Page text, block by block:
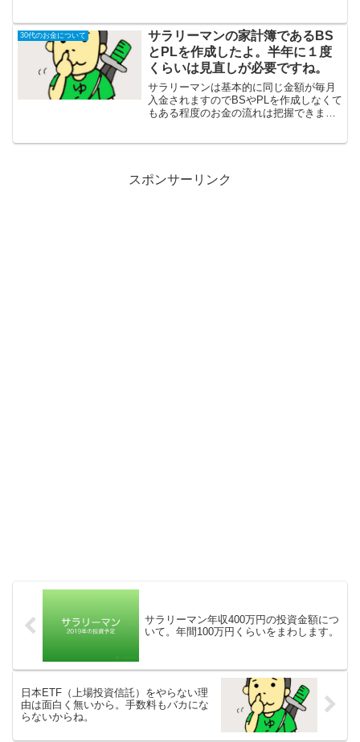
ないのはかわいそう」みたいな感覚にな
るんですよね。車なしの生...
30代のお金について
サラリーマンの家計簿であるBS
とPLを作成したよ。半年に１度
くらいは見直しが必要ですね。
サラリーマンは基本的に同じ金額が毎月
入金されますのでBSやPLを作成しなくて
もある程度のお金の流れは把握できま
スポンサーリンク
サラリーマン年収400万円の投資金額につ
いて。年間100万円くらいをまわします。
日本ETF（上場投資信託）をやらない理
由は面白く無いから。手数料もバカにな
らないからね。